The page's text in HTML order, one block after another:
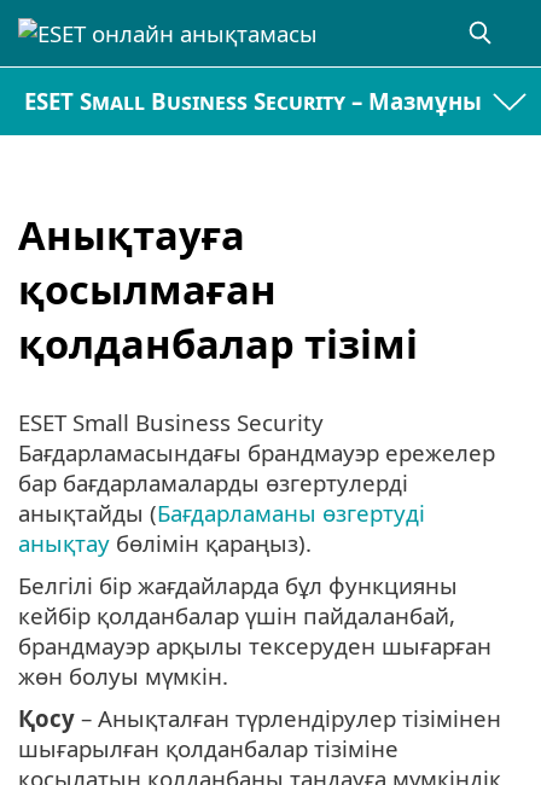
ESET Small Business Security – Мазмұны
Анықтауға
қосылмаған
қолданбалар тізімі
ESET Small Business Security
Бағдарламасындағы брандмауэр ережелер
бар бағдарламаларды өзгертулерді
анықтайды (Бағдарламаны өзгертуді
анықтау бөлімін қараңыз).
Белгілі бір жағдайларда бұл функцияны
кейбір қолданбалар үшін пайдаланбай,
брандмауэр арқылы тексеруден шығарған
жөн болуы мүмкін.
Қосу – Анықталған түрлендірулер тізімінен
шығарылған қолданбалар тізіміне
қосылатын қолданбаны таңдауға мүмкіндік